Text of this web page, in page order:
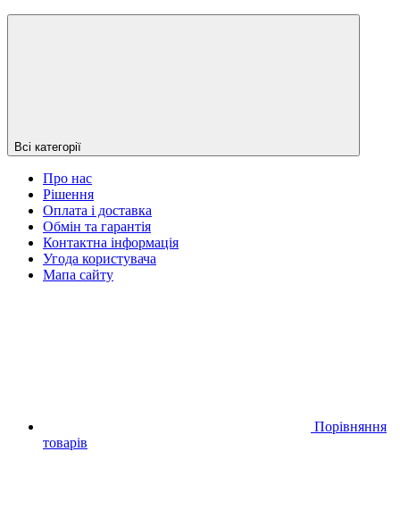
Всі категорії
Про нас
Рішення
Оплата і доставка
Обмін та гарантія
Контактна інформація
Угода користувача
Мапа сайту
Порівняння
товарів